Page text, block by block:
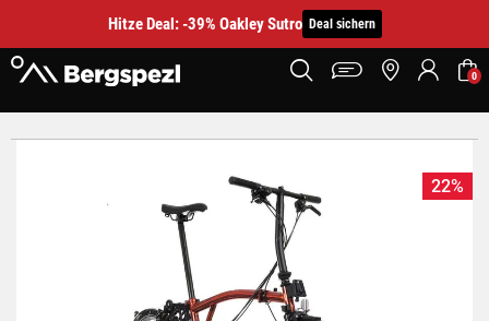
Hitze Deal: -39% Oakley Sutro Deal sichern
0
22%